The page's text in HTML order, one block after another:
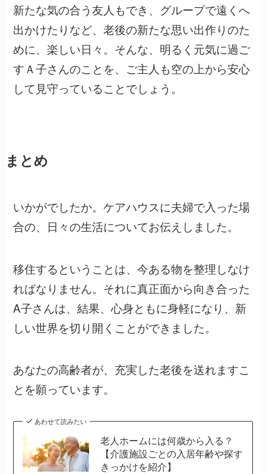
新たな気の合う友人もでき、グループで遠くへ
出かけたりなど、老後の新たな思い出作りのた
めに、楽しい日々。そんな、明るく元気に過ご
すＡ子さんのことを、ご主人も空の上から安心
して見守っていることでしょう。
まとめ
いかがでしたか。ケアハウスに夫婦で入った場
合の、日々の生活についてお伝えしました。
移住するということは、今ある物を整理しなけ
ればなりません。それに真正面から向き合った
A子さんは、結果、心身ともに身軽になり、新
しい世界を切り開くことができました。
あなたの高齢者が、充実した老後を送れますこ
とを願っています。
あわせて読みたい
老人ホームには何歳から入る？
【介護施設ごとの入居年齢や探す
きっかけを紹介】